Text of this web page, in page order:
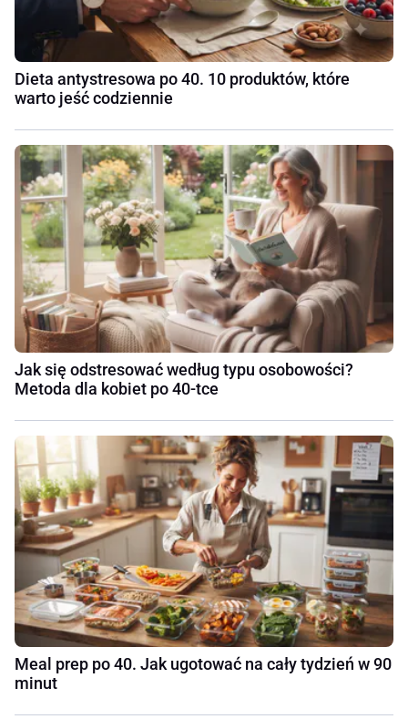
Dieta antystresowa po 40. 10 produktów, które
warto jeść codziennie
Jak się odstresować według typu osobowości?
Metoda dla kobiet po 40-tce
Meal prep po 40. Jak ugotować na cały tydzień w 90
minut